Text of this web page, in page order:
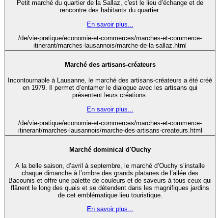
Petit marché du quartier de la Sallaz, c'est le lieu d’échange et de
rencontre des habitants du quartier.
En savoir plus...
/de/vie-pratique/economie-et-commerces/marches-et-commerce-
itinerant/marches-lausannois/marche-de-la-sallaz.html
Marché des artisans-créateurs
Incontournable à Lausanne, le marché des artisans-créateurs a été créé
en 1979. Il permet d’entamer le dialogue avec les artisans qui
présentent leurs créations.
En savoir plus...
/de/vie-pratique/economie-et-commerces/marches-et-commerce-
itinerant/marches-lausannois/marche-des-artisans-createurs.html
Marché dominical d'Ouchy
A la belle saison, d’avril à septembre, le marché d’Ouchy s’installe
chaque dimanche à l’ombre des grands platanes de l’allée des
Bacounis et offre une palette de couleurs et de saveurs à tous ceux qui
flânent le long des quais et se détendent dans les magnifiques jardins
de cet emblématique lieu touristique.
En savoir plus...